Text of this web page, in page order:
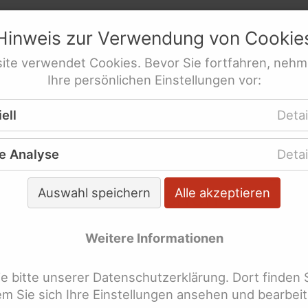
für behinderte Frauen
mit Behinderung
Menschen mit Behinderung
e.V.
behinderte Frauen
Veröffentlichungen WeiberZEIT "Leicht
WeiberZEIT "Leicht
suchen
überspringen
Gleich-Behandlungs-
zur Verwendung von
verwendet Cookies. Bevor Sie fortfahren,
Ihre persönlichen Einstellungen vor:
Analyse
Auswahl speichern Alle akzeptieren
Weitere Informationen
bitte unserer Datenschutzerklärung. Dort finden
Sie sich Ihre Einstellungen ansehen und